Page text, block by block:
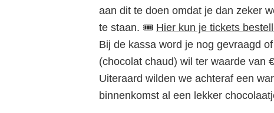
aan dit te doen omdat je dan zeker
te staan. 🎟️ Hier kun je tickets
Bij de kassa word je nog gevraagd
(chocolat chaud) wil ter waarde van
Uiteraard wilden we achteraf een
binnenkomst al een lekker